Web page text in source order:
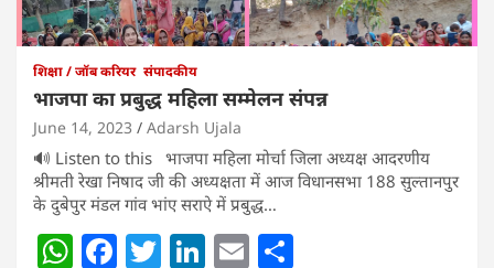
शिक्षा / जॉब करियर संपादकीय
भाजपा का प्रबुद्ध महिला सम्मेलन संपन्न
June 14, 2023 Adarsh Ujala
🔊 Listen to this भाजपा महिला मोर्चा जिला अध्यक्ष आदरणीय
श्रीमती रेखा निषाद जी की अध्यक्षता में आज विधानसभा 188 सुल्तानपुर
के दुबेपुर मंडल गांव भांए सराऐ में प्रबुद्ध…
W F T Li E